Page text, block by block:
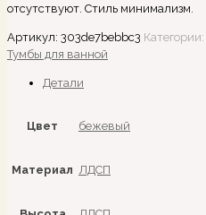
отсутствуют. Стиль минимализм.
Артикул: 303de7bebbc3 Категории:
Тумбы для ванной
Детали
Цвет бежевый
Материал ЛДСП